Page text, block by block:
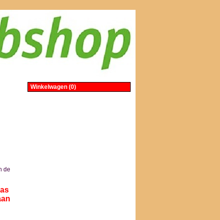
de
Winkelwagen (0)